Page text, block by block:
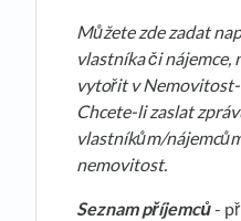
Můžete zde zadat
vlastníka či nájemce,
vytořit v
Chcete-li zaslat
vlastníkům/
nemovitost.
Seznam příjemců-